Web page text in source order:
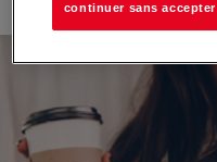
continuer sans accepter